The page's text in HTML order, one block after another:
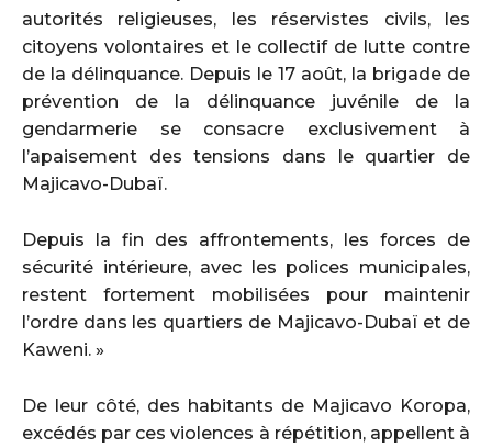
autorités religieuses, les réservistes civils, les
citoyens volontaires et le collectif de lutte contre
de la délinquance. Depuis le 17 août, la brigade de
prévention de la délinquance juvénile de la
gendarmerie se consacre exclusivement à
l’apaisement des tensions dans le quartier de
Majicavo-Dubaï.
Depuis la fin des affrontements, les forces de
sécurité intérieure, avec les polices municipales,
restent fortement mobilisées pour maintenir
l’ordre dans les quartiers de Majicavo-Dubaï et de
Kaweni. »
De leur côté, des habitants de Majicavo Koropa,
excédés par ces violences à répétition, appellent à